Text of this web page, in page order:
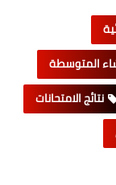
المتوسطة
نتائج الامتحانات